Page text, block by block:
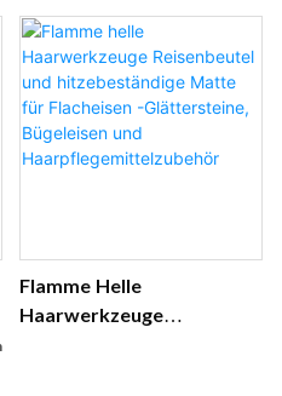
Flamme Helle
Haarwerkzeuge